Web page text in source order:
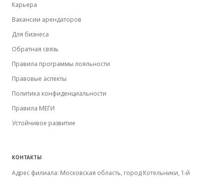
Карьера
Вакансии арендаторов
Для бизнеса
Обратная связь
Правила программы лояльности
Правовые аспекты
Политика конфиденциальности
Правила МЕГИ
Устойчивое развитие
КОНТАКТЫ
Адрес филиала: Московская область, город Котельники, 1-й